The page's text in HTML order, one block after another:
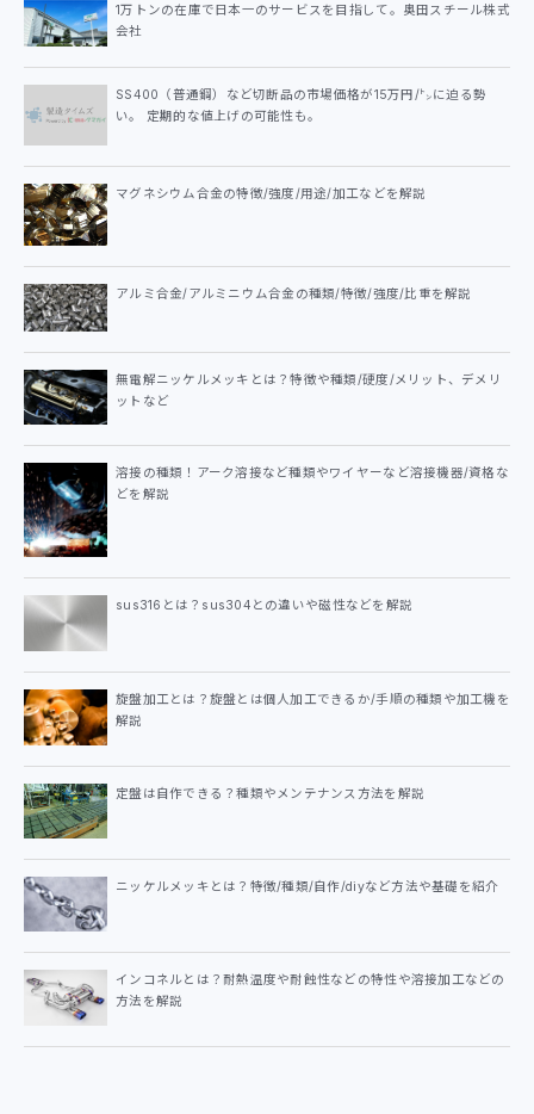
1万トンの在庫で日本一のサービスを目指して。奥田スチール株式
会社
SS400（普通鋼）など切断品の市場価格が15万円/㌧に迫る勢
い。 定期的な値上げの可能性も。
マグネシウム合金の特徴/強度/用途/加工などを解説
アルミ合金/アルミニウム合金の種類/特徴/強度/比重を解説
無電解ニッケルメッキとは？特徴や種類/硬度/メリット、デメリ
ットなど
溶接の種類！アーク溶接など種類やワイヤーなど溶接機器/資格な
どを解説
sus316とは？sus304との違いや磁性などを解説
旋盤加工とは？旋盤とは個人加工できるか/手順の種類や加工機を
解説
定盤は自作できる？種類やメンテナンス方法を解説
ニッケルメッキとは？特徴/種類/自作/diyなど方法や基礎を紹介
インコネルとは？耐熱温度や耐蝕性などの特性や溶接加工などの
方法を解説